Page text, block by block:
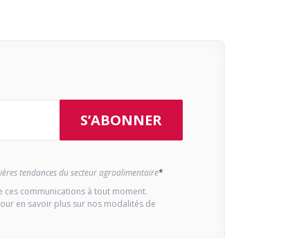
tendances du secteur agroalimentaire*
communications à tout moment.
en savoir plus sur nos modalités de